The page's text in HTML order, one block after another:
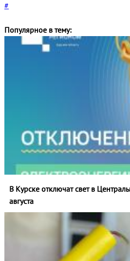
#
Популярное в тему:
В Курске отключат свет в
августа